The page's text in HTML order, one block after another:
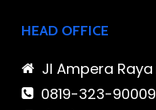
HEAD OFFICE
Jl Ampera Raya
0819-323-